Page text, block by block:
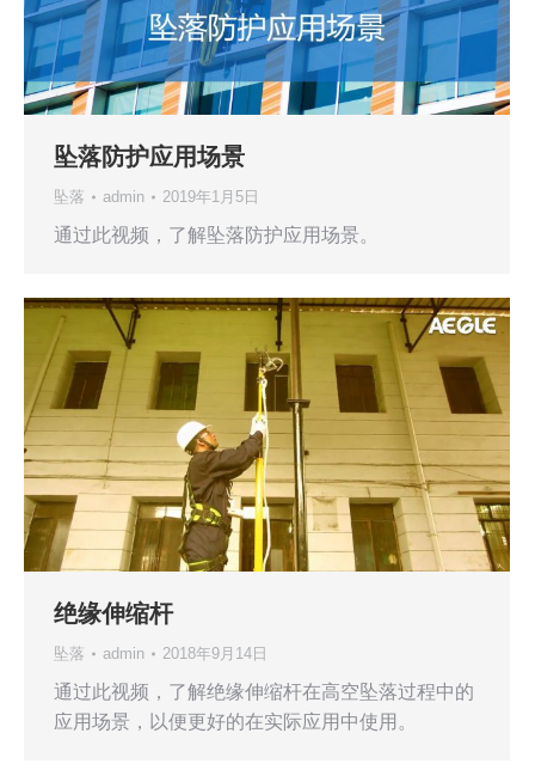
坠落防护应用场景
坠落 admin 2019年1月5日
通过此视频，了解坠落防护应用场景。
绝缘伸缩杆
坠落 admin 2018年9月14日
通过此视频，了解绝缘伸缩杆在高空坠落过程中的
应用场景，以便更好的在实际应用中使用。